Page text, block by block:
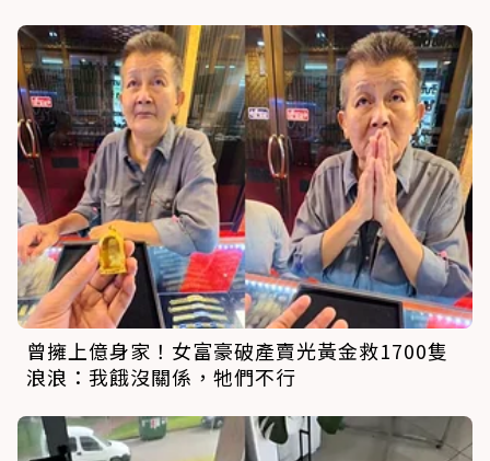
曾擁上億身家！女富豪破產賣光黃金救1700隻
浪浪：我餓沒關係，牠們不行